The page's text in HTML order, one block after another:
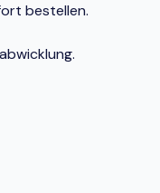
bestellen.